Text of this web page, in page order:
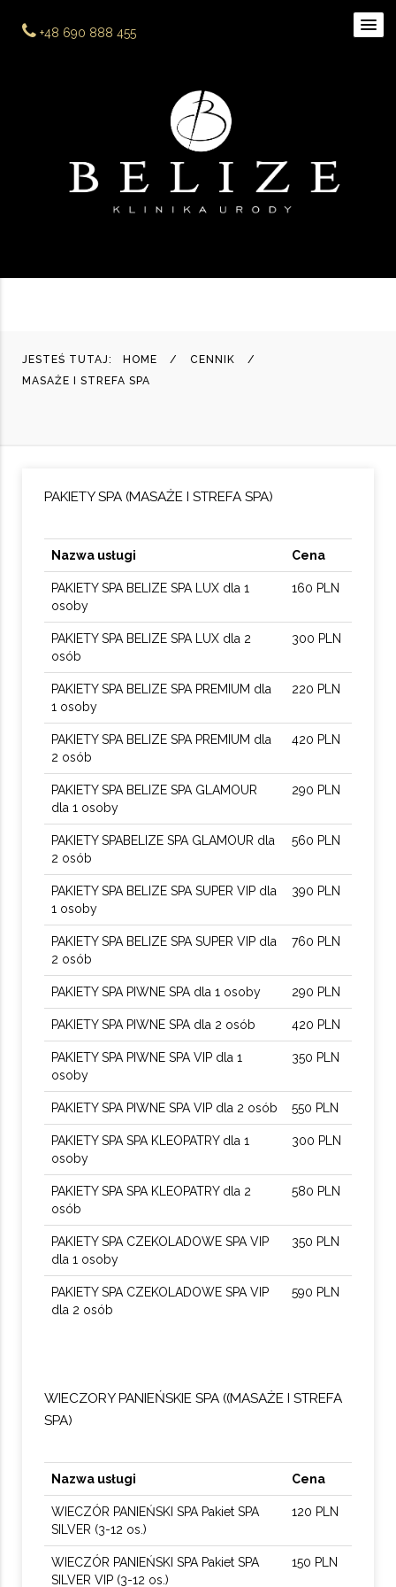
+48 690 888 455
JESTEŚ TUTAJ: HOME
CENNIK
MASAŻE I STREFA SPA
PAKIETY SPA (MASAŻE I STREFA SPA)
Nazwa usługi Cena
PAKIETY SPA BELIZE SPA LUX dla 1
osoby
160 PLN
PAKIETY SPA BELIZE SPA LUX dla 2
osób
300 PLN
PAKIETY SPA BELIZE SPA PREMIUM dla
1 osoby
220 PLN
PAKIETY SPA BELIZE SPA PREMIUM dla
2 osób
420 PLN
PAKIETY SPA BELIZE SPA GLAMOUR
dla 1 osoby
290 PLN
PAKIETY SPABELIZE SPA GLAMOUR dla
2 osób
560 PLN
PAKIETY SPA BELIZE SPA SUPER VIP dla
1 osoby
390 PLN
PAKIETY SPA BELIZE SPA SUPER VIP dla
2 osób
760 PLN
PAKIETY SPA PIWNE SPA dla 1 osoby 290 PLN
PAKIETY SPA PIWNE SPA dla 2 osób 420 PLN
PAKIETY SPA PIWNE SPA VIP dla 1
osoby
350 PLN
PAKIETY SPA PIWNE SPA VIP dla 2 osób 550 PLN
PAKIETY SPA SPA KLEOPATRY dla 1
osoby
300 PLN
PAKIETY SPA SPA KLEOPATRY dla 2
osób
580 PLN
PAKIETY SPA CZEKOLADOWE SPA VIP
dla 1 osoby
350 PLN
PAKIETY SPA CZEKOLADOWE SPA VIP
dla 2 osób
590 PLN
WIECZORY PANIEŃSKIE SPA ((MASAŻE I STREFA
SPA)
Nazwa usługi Cena
WIECZÓR PANIEŃSKI SPA Pakiet SPA
SILVER (3-12 os.)
120 PLN
WIECZÓR PANIEŃSKI SPA Pakiet SPA
SILVER VIP (3-12 os.)
150 PLN